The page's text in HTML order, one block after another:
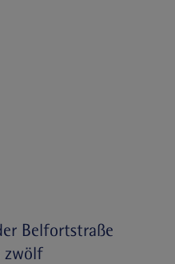
Belfortstraße
zwölf